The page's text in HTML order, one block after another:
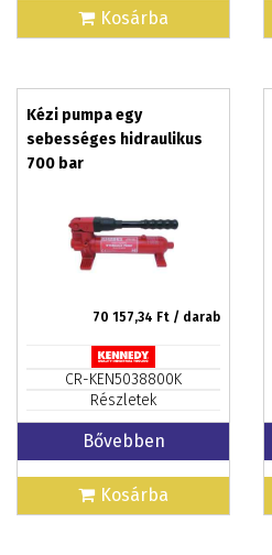
Kosárba
Kézi pumpa egy
sebességes hidraulikus
700 bar
70 157,34 Ft / darab
CR-KEN5038800K
Részletek
Bővebben
Kosárba